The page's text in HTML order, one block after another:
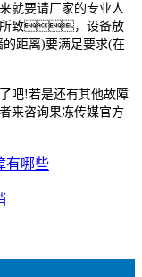
要请厂家的专业人
所致，设备放
距离)要满足要求(在
吧!若是还有其他故障
来咨询果冻传媒官方
有哪些